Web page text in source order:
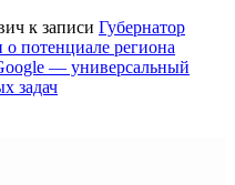
к записи Губернатор
потенциале региона
— универсальный
задач